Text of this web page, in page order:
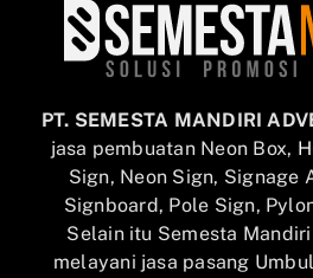
PT. SEMESTA MANDIRI
jasa pembuatan Neon Box,
Sign, Neon Sign, Signage
Signboard, Pole Sign,
Selain itu Semesta
melayani jasa pasang